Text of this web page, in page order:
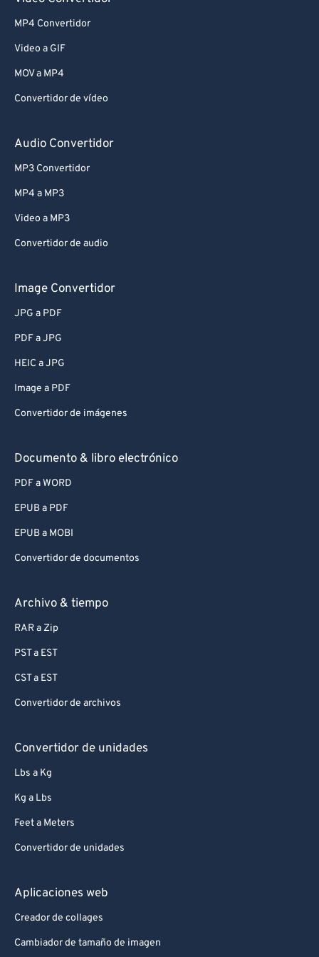
MP4 Convertidor
Video a GIF
MOV a MP4
Convertidor de vídeo
Audio Convertidor
MP3 Convertidor
MP4 a MP3
Video a MP3
Convertidor de audio
Image Convertidor
JPG a PDF
PDF a JPG
HEIC a JPG
Image a PDF
Convertidor de imágenes
Documento & libro electrónico
PDF a WORD
EPUB a PDF
EPUB a MOBI
Convertidor de documentos
Archivo & tiempo
RAR a Zip
PST a EST
CST a EST
Convertidor de archivos
Convertidor de unidades
Lbs a Kg
Kg a Lbs
Feet a Meters
Convertidor de unidades
Aplicaciones web
Creador de collages
Cambiador de tamaño de imagen